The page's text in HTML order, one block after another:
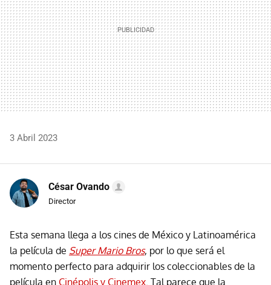
3 Abril 2023
César Ovando
Director
Esta semana llega a los cines de México y Latinoamérica
la película de Super Mario Bros, por lo que será el
momento perfecto para adquirir los coleccionables de la
película en Cinépolis y Cinemex . Tal parece que la